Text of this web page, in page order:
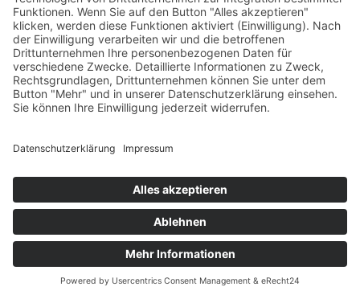
Mit Hilfe von Matomo sind wir in der Lage
Daten über die Nutzung unserer Website
durch die Websitebesucher zu erfassen und
zu analysieren. Hierdurch können wir u. a.
herausfinden, wann welche Seitenaufrufe
getätigt wurden und aus welcher Region sie
kommen. Außerdem erfassen wir
verschiedene Logdateien (z. B. IP-Adresse,
Betriebssysteme) und können messen, ob
durchführen (z. B. Klicks, Käufe u. Ä.).
Die Nutzung dieses Analyse-Tools erfolgt auf
Grundlage von Art. 6 Abs. 1 lit. f DSGVO. Der
Websitebetreiber hat ein berechtigtes
Interesse an der Analyse des
Nutzerverhaltens, um sowohl sein
Webangebot als auch seine Werbung zu